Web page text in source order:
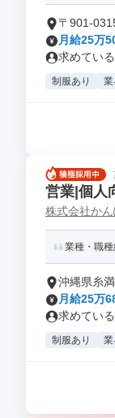
〒901-
月給25万
求めてい
制服あり 業
営業|個人
株式会社か
業種・職
沖縄県糸
月給25万
求めてい
制服あり 業